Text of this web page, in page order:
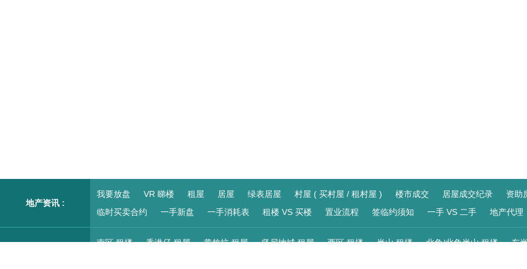
地产资讯 :
我要放盘 VR 睇楼 租屋 居屋 绿表居屋 村屋 ( 买村屋 / 租村屋 ) 楼市成交 居屋成交纪录 资助
临时买卖合约
一手新盘 一手消耗表 租楼 VS 买楼 置业流程 签临约须知 一手 VS 二手 地产代理
南区 租楼 香港仔 租屋 黄竹坑 租屋 坚尼地城 租屋 西区 租楼 半山 租楼 北角/北角半山 租楼 东